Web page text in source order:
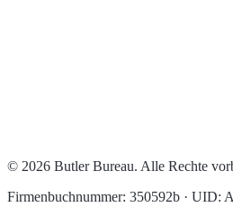
© 2026 Butler Bureau. Alle Rechte
Firmenbuchnummer: 350592b · UID: